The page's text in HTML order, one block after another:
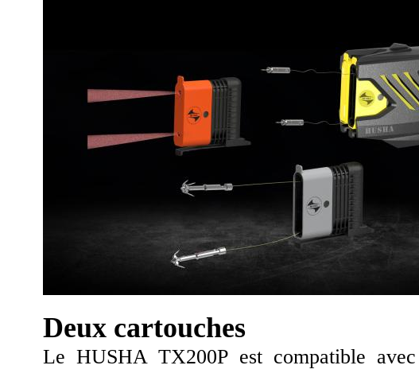
Deux cartouches
Le HUSHA TX200P est compatible